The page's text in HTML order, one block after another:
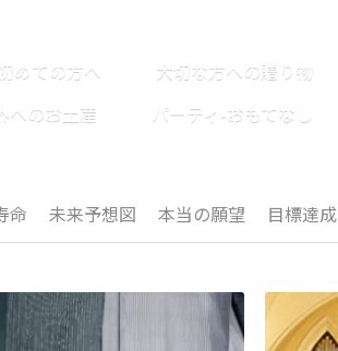
めての方へ
大切な方への贈り物
へのお土産
パーティ•おもてなし
命 未来予想図 本当の願望 目標達成